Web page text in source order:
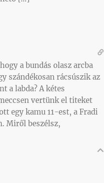
a bundás olasz arcba
szándékosan rácsúszik az
a labda? A kétes
vertünk el titeket
egy kamu 11-est, a Fradi
Miről beszélsz,